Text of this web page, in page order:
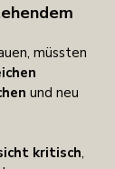
müssten
und neu
kritisch,